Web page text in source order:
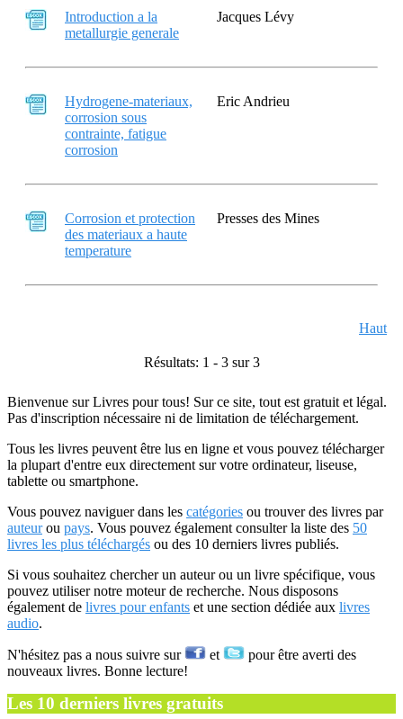
Introduction a la
metallurgie generale
Jacques Lévy
Hydrogene-materiaux,
corrosion sous
contrainte, fatigue
corrosion
Eric Andrieu
Corrosion et protection
des materiaux a haute
temperature
Presses des Mines
Haut
Résultats: 1 - 3 sur 3
Bienvenue sur Livres pour tous! Sur ce site, tout est gratuit et légal.
Pas d'inscription nécessaire ni de limitation de téléchargement.
Tous les livres peuvent être lus en ligne et vous pouvez télécharger
la plupart d'entre eux directement sur votre ordinateur, liseuse,
tablette ou smartphone.
Vous pouvez naviguer dans les catégories ou trouver des livres par
auteurou pays. Vous pouvez également consulter la liste des 50
livres les plus téléchargés ou des 10 derniers livres publiés.
Si vous souhaitez chercher un auteur ou un livre spécifique, vous
pouvez utiliser notre moteur de recherche. Nous disposons
également de livres pour enfants et une section dédiée aux livres
audio.
N'hésitez pas a nous suivre sur et
pour être averti des
nouveaux livres. Bonne lecture!
Les 10 derniers livres gratuits